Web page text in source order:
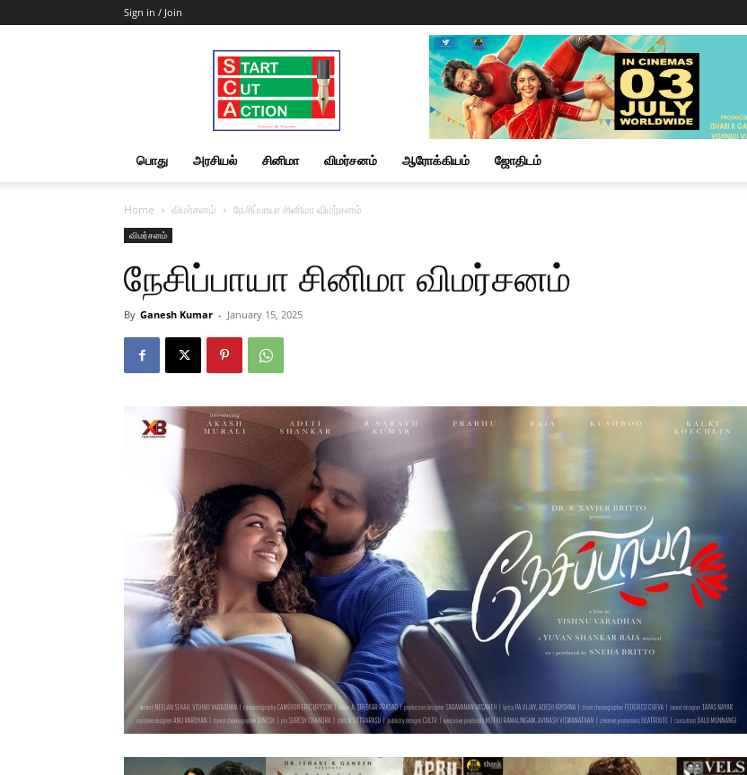
Sign in / Join
Start
Cut
Action
|
News
&
பொது அரசியல் சினிமா விமர்சனம் ஆரோக்கியம் ஜோதிடம்
Home விமர்சனம் நேசிப்பாயா சினிமா விமர்சனம்
விமர்சனம்
நேசிப்பாயா சினிமா விமர்சனம்
By Ganesh Kumar - January 15, 2025